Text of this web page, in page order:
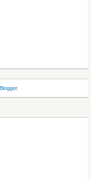
Blogger.